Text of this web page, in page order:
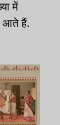
में
आते हैं.